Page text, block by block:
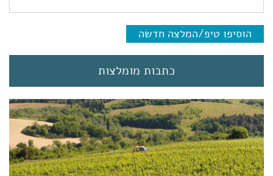
)
הוסיפו טיפ/המלצה חדשה
כתבות מומלצות